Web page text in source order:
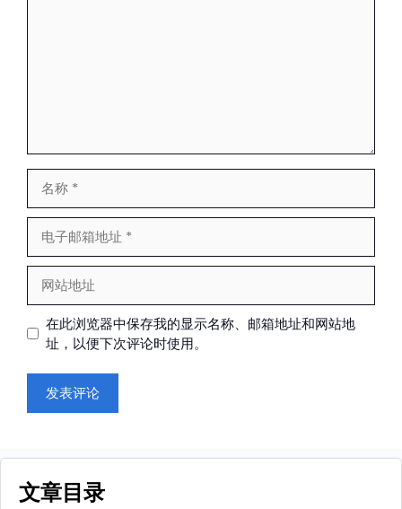
邮
地
址
址
在此浏览器中保存我的显示名称、邮箱地址和网站地
址，以便下次评论时使用。
文章目录